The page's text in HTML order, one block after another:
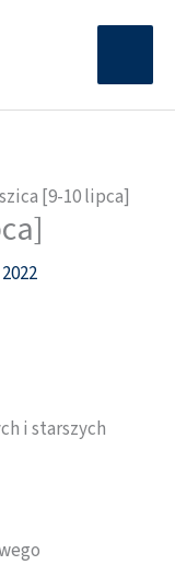
[9-10 lipca]
i starszych